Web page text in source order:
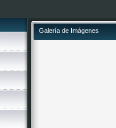
Galería de Imágenes